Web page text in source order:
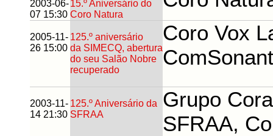
2003-06-
07 15:30
15.º Aniversário do
Coro Natura
2005-11-
26 15:00
125.º aniversário
da SIMECQ, abertura
do seu Salão Nobre
recuperado
Coro Vox
2003-11-
14 21:30
125.º Aniversário da
SFRAA
Grupo
SFRAA,